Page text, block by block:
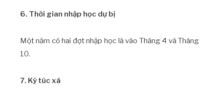
6. Thời gian nhập học dự bị
Một năm có hai đợt nhập học là vào Tháng 4 và Tháng
10.
7. Ký túc xá